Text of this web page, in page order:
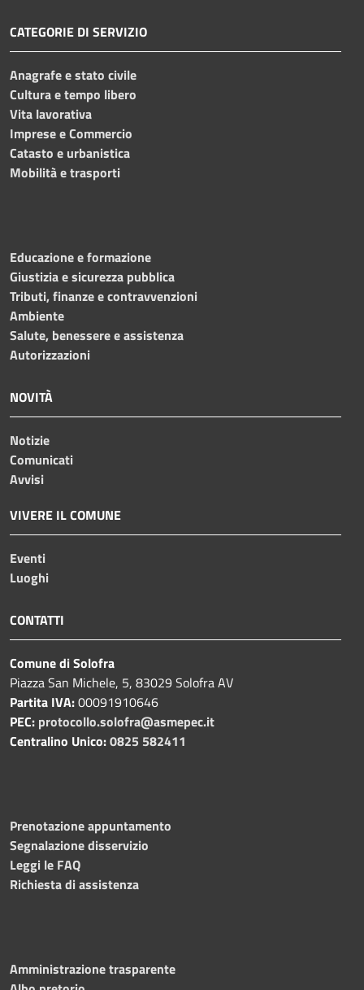
CATEGORIE DI SERVIZIO
Anagrafe e stato civile
Cultura e tempo libero
Vita lavorativa
Imprese e Commercio
Catasto e urbanistica
Mobilità e trasporti
Educazione e formazione
Giustizia e sicurezza pubblica
Tributi, finanze e contravvenzioni
Ambiente
Salute, benessere e assistenza
Autorizzazioni
NOVITÀ
Notizie
Comunicati
Avvisi
VIVERE IL COMUNE
Eventi
Luoghi
CONTATTI
Comune di Solofra
Piazza San Michele, 5, 83029 Solofra AV
Partita IVA:00091910646
PEC: protocollo.solofra@asmepec.it
Centralino Unico:0825 582411
Prenotazione appuntamento
Segnalazione disservizio
Leggi le FAQ
Richiesta di assistenza
Amministrazione trasparente